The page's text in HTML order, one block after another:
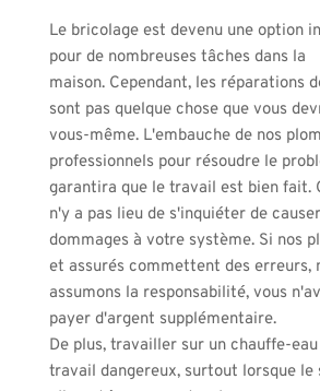
Le bricolage est devenu une option
pour de nombreuses tâches dans la
maison. Cependant, les réparations
sont pas quelque chose que vous
vous-même. L'embauche de nos
professionnels pour résoudre le
garantira que le travail est bien fait.
n'y a pas lieu de s'inquiéter de
dommages à votre système. Si nos
et assurés commettent des erreurs,
assumons la responsabilité, vous
payer d'argent supplémentaire.
De plus, travailler sur un chauffe-
travail dangereux, surtout lorsque le